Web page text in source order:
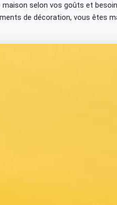
selon vos goûts et
de décoration, vous êtes